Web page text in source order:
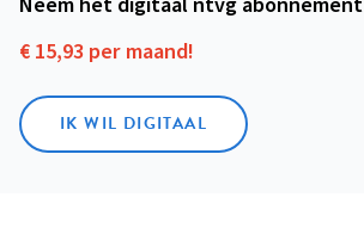
€ 15,93 per maand!
IK WIL DIGITAAL